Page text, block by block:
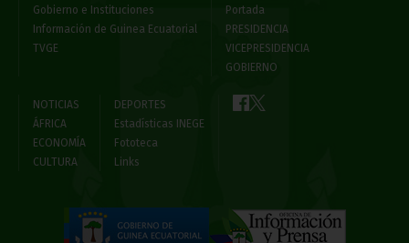
Gobierno e Instituciones
Información de Guinea Ecuatorial
TVGE
Portada
PRESIDENCIA
VICEPRESIDENCIA
GOBIERNO
NOTICIAS
ÁFRICA
ECONOMÍA
CULTURA
DEPORTES
Estadísticas INEGE
Fototeca
Links